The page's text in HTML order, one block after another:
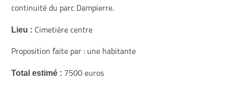
continuité du parc Dampierre.
Lieu : Cimetière centre
Proposition faite par : une habitante
Total estimé : 7500 euros